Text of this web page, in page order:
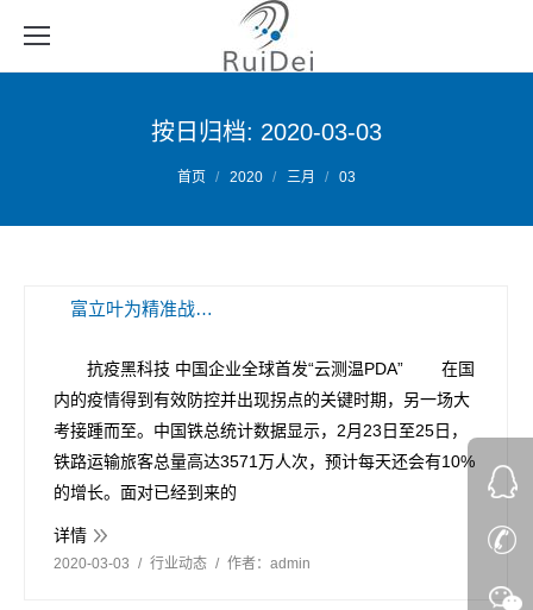
按日归档: 2020-03-03
首页 2020 三月 03
富立叶为精准战“疫”与高质量复工注入智慧动能
抗疫黑科技 中国企业全球首发“云测温PDA” 在国
内的疫情得到有效防控并出现拐点的关键时期，另一场大
考接踵而至。中国铁总统计数据显示，2月23日至25日，
铁路运输旅客总量高达3571万人次，预计每天还会有10%
的增长。面对已经到来的
详情
2020-03-03 行业动态 作者： admin